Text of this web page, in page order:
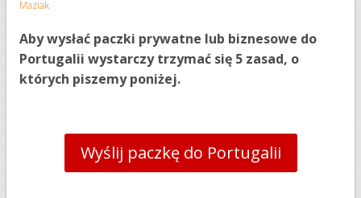
Maziak
Aby wysłać paczki prywatne lub biznesowe do
Portugalii wystarczy trzymać się 5 zasad, o
których piszemy poniżej.
Wyślij paczkę do Portugalii